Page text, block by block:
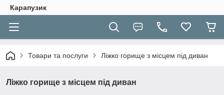
Карапузик
Товари та послуги Ліжко горище з місцем під диван
Ліжко горище з місцем під диван